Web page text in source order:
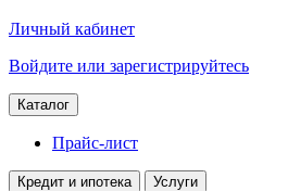
Личный кабинет
Войдите или зарегистрируйтесь
Каталог
Прайс-лист
Кредит и ипотека Услуги